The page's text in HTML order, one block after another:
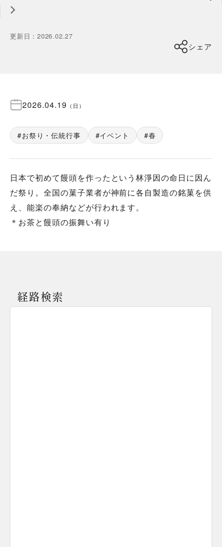
更新日 ：2026.02.27
シェア
2026.04.19 （ 日 ）
お祭り・伝統行事 イベント 春
日本で初めて饅頭を作ったという林淨因の命日に因ん
だ祭り。全国の菓子業者が神前に各自製造の銘菓を供
え、能楽の奉納などが行われます。
＊お茶と饅頭の振舞い有り
経路検索